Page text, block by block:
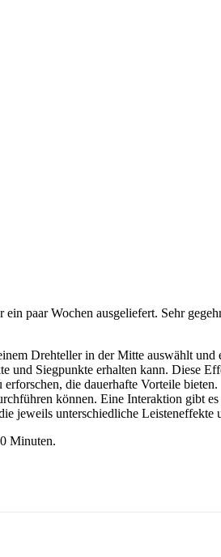
paar Wochen ausgeliefert. Sehr
Drehteller in der Mitte auswählt und
Siegpunkte erhalten kann. Diese
die dauerhafte Vorteile bieten.
können. Eine Interaktion gibt
jeweils unterschiedliche
Minuten.